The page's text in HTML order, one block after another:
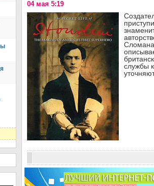
04 мая 5:19
службы